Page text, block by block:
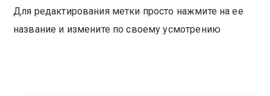
Для редактирования метки просто нажмите на ее
название и измените по своему усмотрению